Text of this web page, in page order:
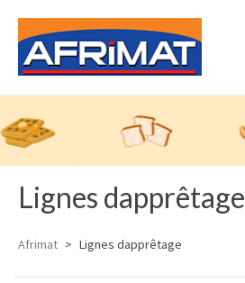
Lignes dapprêtage
Afrimat > Lignes dapprêtage